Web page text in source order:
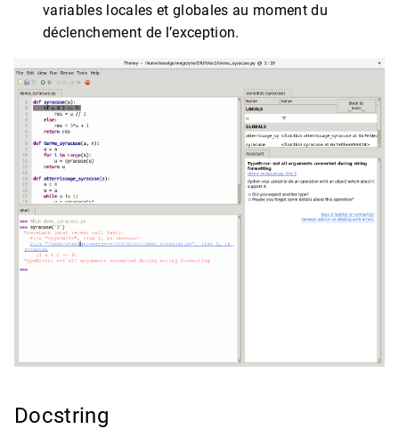
variables locales et globales au moment du
déclenchement de l’exception.
Docstring